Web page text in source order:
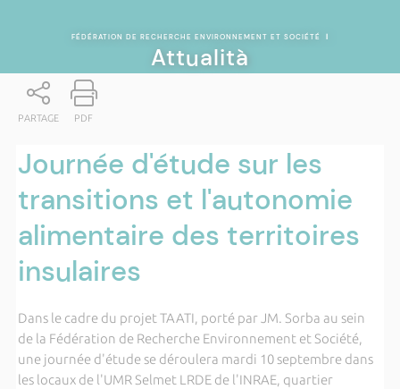
FÉDÉRATION DE RECHERCHE ENVIRONNEMENT ET SOCIÉTÉ |
Attualità
PARTAGE PDF
Journée d'étude sur les
transitions et l'autonomie
alimentaire des territoires
insulaires
Dans le cadre du projet TAATI, porté par JM. Sorba au sein
de la Fédération de Recherche Environnement et Société,
une journée d'étude se déroulera mardi 10 septembre dans
les locaux de l'UMR Selmet LRDE de l'INRAE, quartier